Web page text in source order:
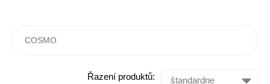
Řazení produktů: